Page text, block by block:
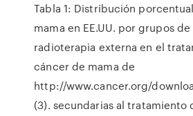
Tabla 1: Distribución
mama en EE.UU. por grupos
radioterapia externa en el
cáncer de mama de
http://www.cancer.org/
(3). secundarias al tratamiento